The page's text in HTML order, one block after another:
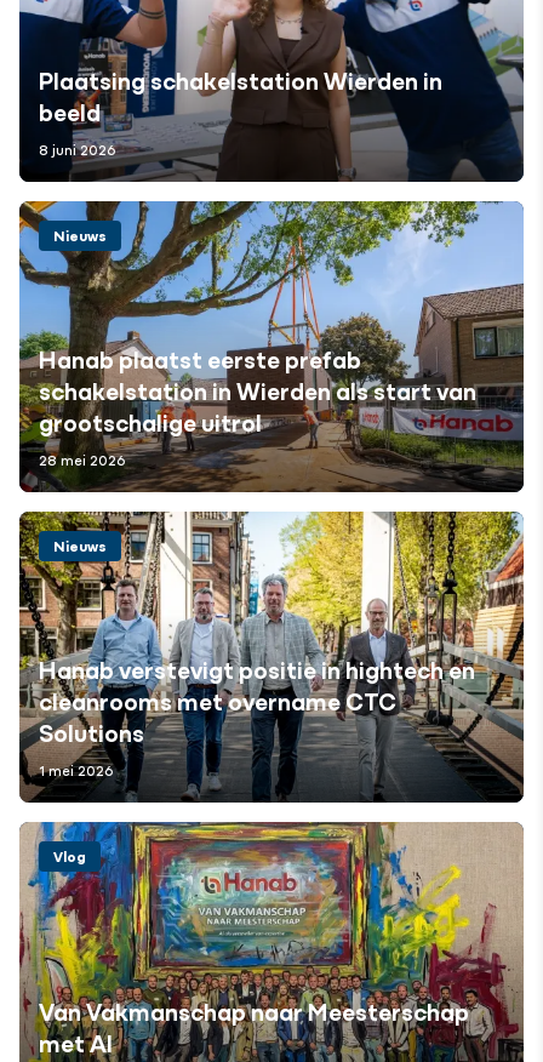
Plaatsing schakelstation Wierden in
beeld
8 juni 2026
Hanab plaatst eerste prefab
schakelstation in Wierden als start van
grootschalige uitrol
Nieuws
28 mei 2026
Hanab verstevigt positie in hightech en
cleanrooms met overname CTC
Solutions
Nieuws
1 mei 2026
Van Vakmanschap naar Meesterschap
met AI
Vlog